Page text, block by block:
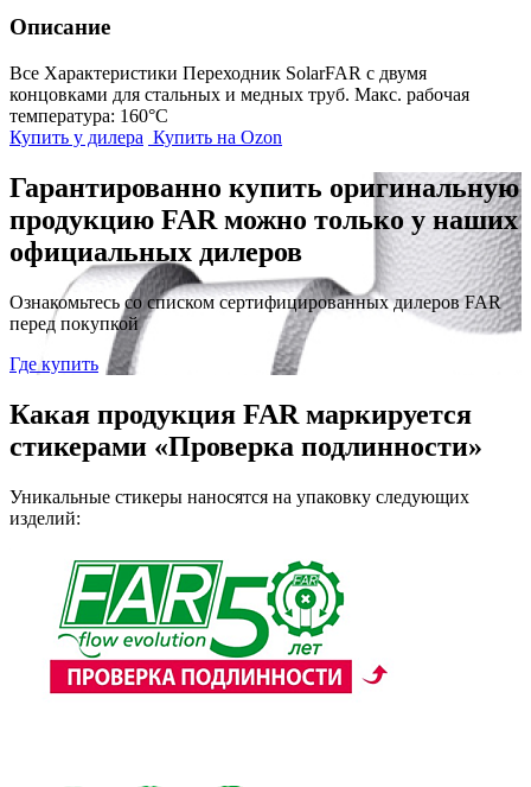
Описание
Все Характеристики Переходник SolarFAR с двумя
концовками для стальных и медных труб. Макс. рабочая
температура: 160°C
Купить у дилера Купить на Ozon
Гарантированно купить оригинальную
продукцию FAR можно только у наших
официальных дилеров
Ознакомьтесь со списком сертифицированных дилеров FAR
перед покупкой
Где купить
Какая продукция FAR маркируется
стикерами «Проверка подлинности»
Уникальные стикеры наносятся на упаковку следующих
изделий: